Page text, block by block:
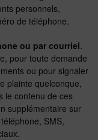
personnels,
de téléphone.
ou par courriel.
pour toute demande
ou pour signaler
plainte quelconque,
le contenu de ces
supplémentaire sur
SMS,